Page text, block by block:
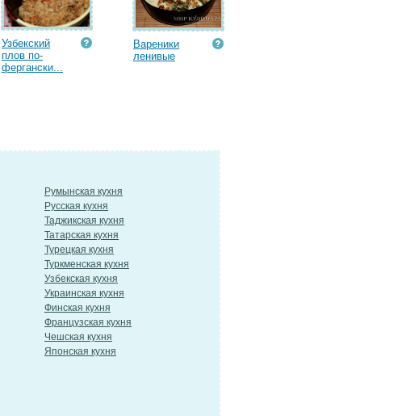
Узбекский
плов по-
фергански...
Вареники
ленивые
Румынская кухня
Русская кухня
Таджикская кухня
Татарская кухня
Турецкая кухня
Туркменская кухня
Узбекская кухня
Украинская кухня
Финская кухня
Французская кухня
Чешская кухня
Японская кухня